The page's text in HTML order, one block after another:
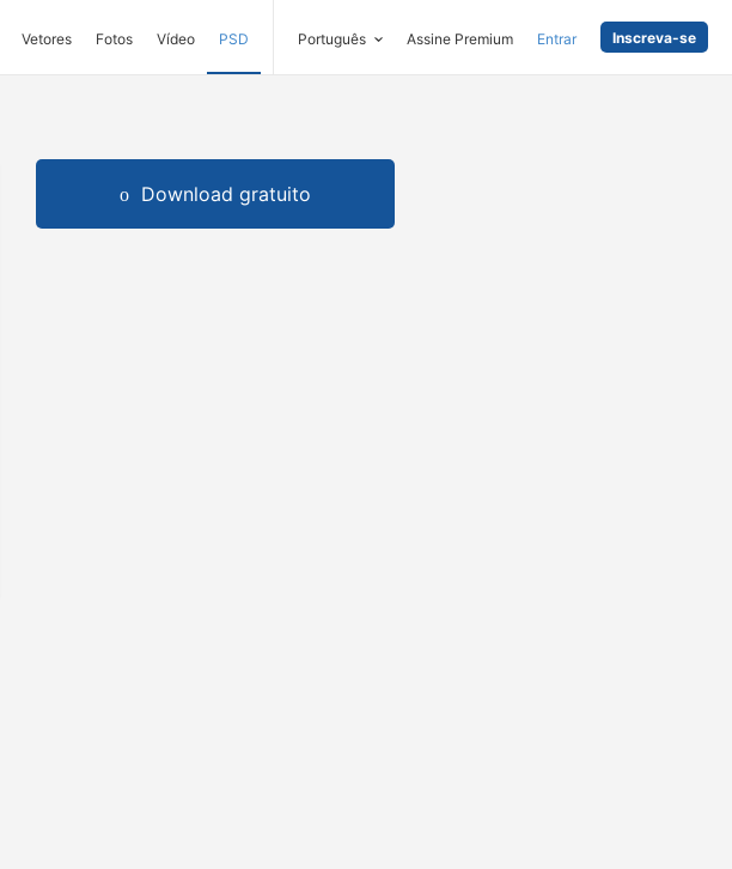
Vetores Fotos Vídeo PSD Português Assine Premium Entrar Inscreva-se
Download gratuito